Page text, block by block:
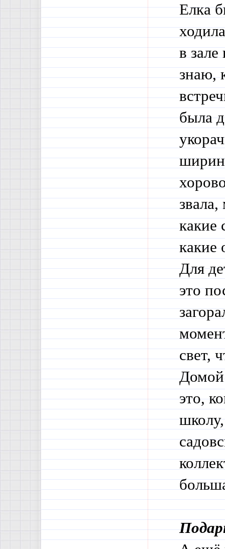
Елка
в
знаю,
была
какие
какие
Для
это
свет,
Домой
это,